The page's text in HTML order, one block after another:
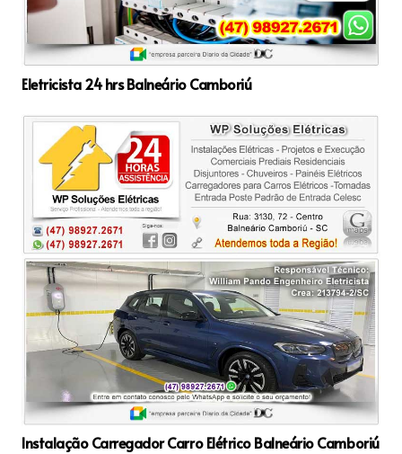
Eletricista 24 hrs Balneário Camboriú
Instalação Carregador Carro Elétrico Balneário Camboriú